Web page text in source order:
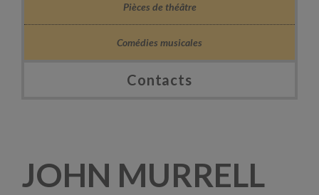
Pièces de théâtre
Comédies musicales
Contacts
JOHN MURRELL